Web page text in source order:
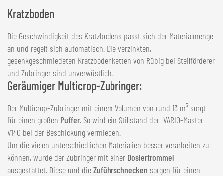
Kratzboden
Die Geschwindigkeit des Kratzbodens passt sich der Materialmenge
an und regelt sich automatisch. Die verzinkten,
gesenkgeschmiedeten Kratzbodenketten von Rübig bei Steilförderer
und Zubringer sind unverwüstlich.
Geräumiger Multicrop-Zubringer:
Der Multicrop-Zubringer mit einem Volumen von rund 13 m³ sorgt
für einen großen Puffer. So wird ein Stillstand der VARIO-Master
V140 bei der Beschickung vermieden.
Um die vielen unterschiedlichen Materialien besser verarbeiten zu
können, wurde der Zubringer mit einer Dosiertrommel
ausgestattet. Diese und dieZuführschnecken sorgen für einen